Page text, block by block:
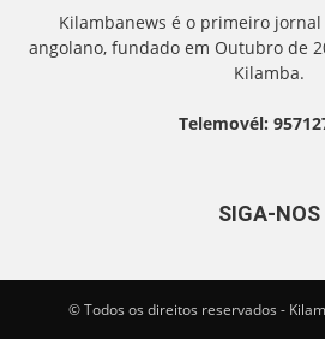
Kilambanews é o primeiro
angolano, fundado em Outubro de
Kilamba.
Telemovél:
SIGA-NOS
© Todos os direitos reservados -